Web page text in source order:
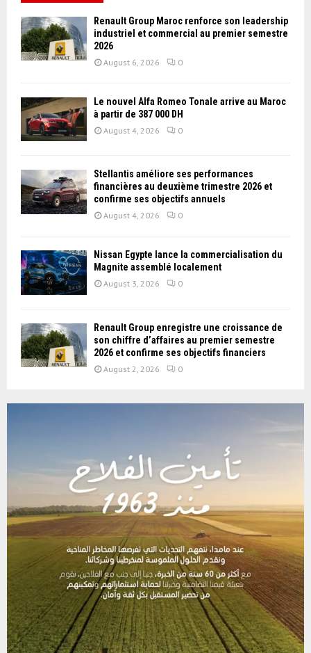
Renault Group Maroc renforce son leadership
industriel et commercial au premier semestre
2026
August 6, 2026 0
Le nouvel Alfa Romeo Tonale arrive au Maroc
à partir de 387 000 DH
August 4, 2026 0
Stellantis améliore ses performances
financières au deuxième trimestre 2026 et
confirme ses objectifs annuels
August 4, 2026 0
Nissan Égypte lance la commercialisation du
Magnite assemblé localement
August 3, 2026 0
Renault Group enregistre une croissance de
son chiffre d’affaires au premier semestre
2026 et confirme ses objectifs financiers
August 2, 2026 0